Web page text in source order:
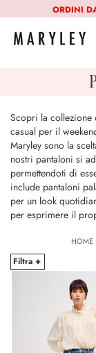
ORDINI
Scopri la collezione
casual per il
Maryley sono la
nostri pantaloni si
permettendoti di
include pantaloni
per un look
per esprimere il
HOME
Filtra +